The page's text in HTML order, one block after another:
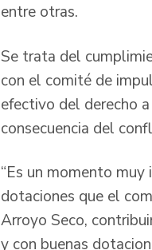
entre otras.
Se trata del
con el comité de
efectivo del derecho
consecuencia del
“Es un momento
dotaciones que el
Arroyo Seco,
y con buenas